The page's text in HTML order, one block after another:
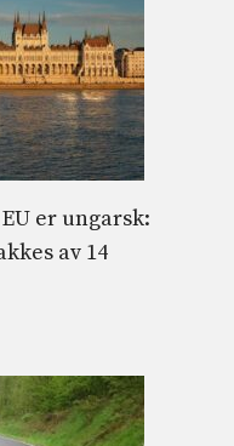
er ungarsk:
av 14